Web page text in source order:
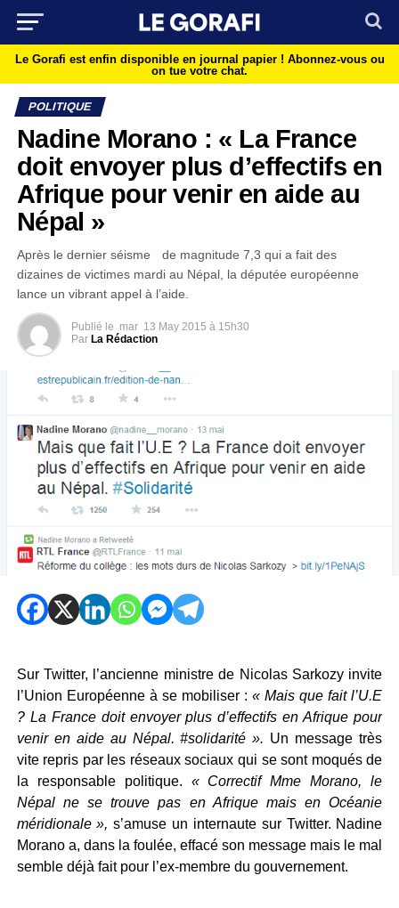
Le Gorafi est enfin disponible en journal papier ! Abonnez-vous ou
on tue votre chat.
POLITIQUE
Nadine Morano : « La France
doit envoyer plus d’effectifs en
Afrique pour venir en aide au
Népal »
Après le dernier séisme de magnitude 7,3 qui a fait des
dizaines de victimes mardi au Népal, la députée européenne
lance un vibrant appel à l’aide.
Publié le mar 13 May 2015 à 15h30
Par La Rédaction
Sur Twitter, l’ancienne ministre de Nicolas Sarkozy invite
l’Union Européenne à se mobiliser : « Mais que fait l’U.E
? La France doit envoyer plus d’effectifs en Afrique pour
venir en aide au Népal. #solidarité ». Un message très
vite repris par les réseaux sociaux qui se sont moqués de
la responsable politique. « Correctif Mme Morano, le
Népal ne se trouve pas en Afrique mais en Océanie
méridionale », s’amuse un internaute sur Twitter. Nadine
Morano a, dans la foulée, effacé son message mais le mal
semble déjà fait pour l’ex-membre du gouvernement.